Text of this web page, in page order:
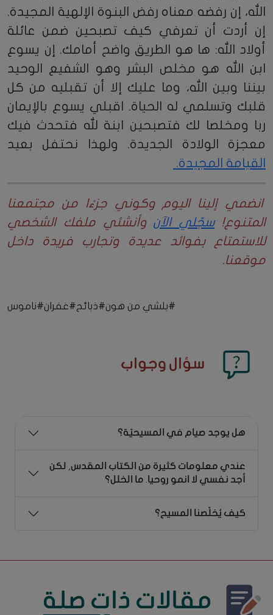
الله، إن رفضه معناه رفض البنوة الإلهية المجيدة.
إن أردت أن تعرفي كيف تصبحين ضمن عائلة
أولاد الله: ها هو الطريق واضح أمامك. إن يسوع
ابن الله هو مخلص البشر وهو الشفيع الوحيد
بيننا وبين الله، وما عليك إلا أن تقبليه من كل
قلبك وتسلمي له الحياة. اقبلي يسوع بالإيمان
ربا ومخلصا لك فتصبحين ابنة لله فتحدث فيك
معجزة الولادة الجديدة. ولهذا نحتفل بعيد
القيامة المجيدة.
انضمي إلينا اليوم وكوني جزءًا من مجتمعنا
المتنوع!سجّلي الآن وأنشئي ملفك الشخصي
للاستمتاع بفوائد عديدة وتجارب فريدة داخل
موقعنا.
#بلشي من هون#ذبائح#غفران#ناموس
سؤال وجواب
هل يوجد صيام في المسيحيّة؟
عندي معلومات كثيرة من الكتاب المقدس, لكن
أجد نفسي لا انمو روحيا. ما الخلل؟
كيف يُخلّصنا المسيح؟
مقالات ذات صلة